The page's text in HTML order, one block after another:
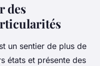
des
un sentier de plus de
états et présente des